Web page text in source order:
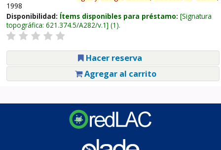
1998
Disponibilidad: Ítems disponibles para préstamo: Signatura
topográfica: 621.374.5/A282/v.1 (1).
Hacer reserva
Agregar al carrito